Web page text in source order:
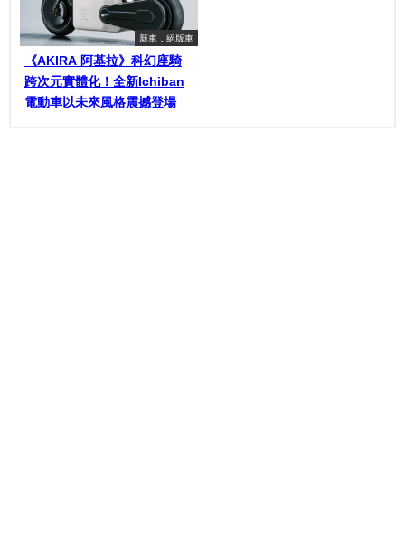
新車．絕版車
《AKIRA 阿基拉》科幻座騎
跨次元實體化！全新Ichiban
電動車以未來風格震撼登場